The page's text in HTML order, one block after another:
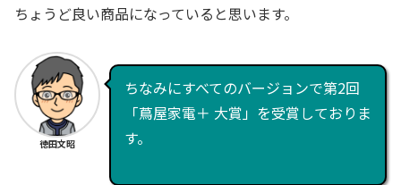
ちょうど良い商品になっていると思います。
徳田文昭
ちなみにすべてのバージョンで第2回
「蔦屋家電＋ 大賞」を受賞しておりま
す。